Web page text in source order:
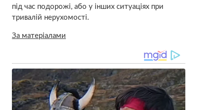
під час подорожі, або у інших ситуаціях при
тривалій нерухомості.
За матеріалами